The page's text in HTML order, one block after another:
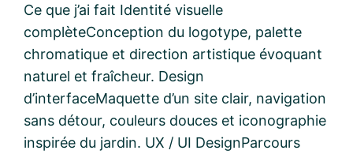
Ce que j’ai fait Identité visuelle
complèteConception du logotype, palette
chromatique et direction artistique évoquant
naturel et fraîcheur. Design
d’interfaceMaquette d’un site clair, navigation
sans détour, couleurs douces et iconographie
inspirée du jardin. UX / UI DesignParcours